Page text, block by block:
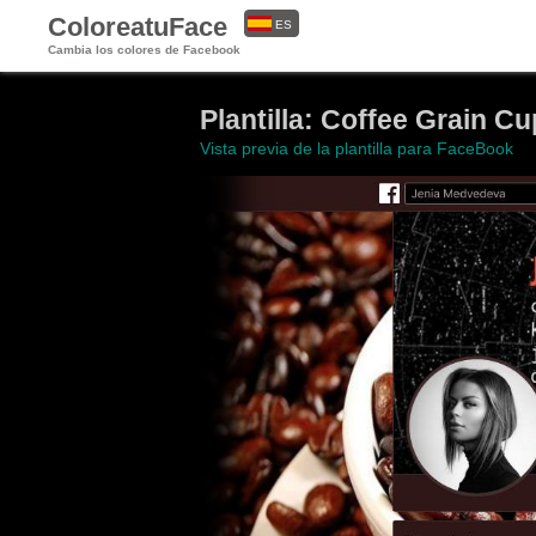
ColoreatuFace
Cambia los colores de Facebook
ES
Plantilla: Coffee Grain
Vista previa de la plantilla para FaceBook